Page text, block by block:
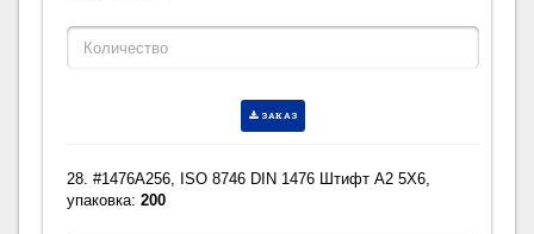
ЗАКАЗ
28. #1476A256, ISO 8746 DIN 1476 Штифт A2 5X6,
упаковка:200